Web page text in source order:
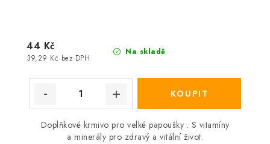
Na skladě
39,29 Kč bez DPH
44 Kč
Doplňkové krmivo pro velké papoušky . S vitamíny
a minerály pro zdravý a vitální život.